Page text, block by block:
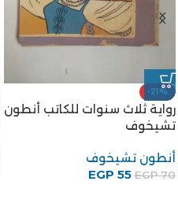
-21%
رواية ثلاث سنوات للكاتب أنطون
تشيخوف
أنطون تشيخوف
EGP70
EGP 55